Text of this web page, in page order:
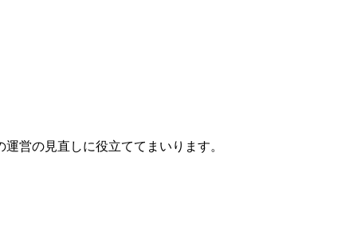
営の見直しに役立ててまいります。